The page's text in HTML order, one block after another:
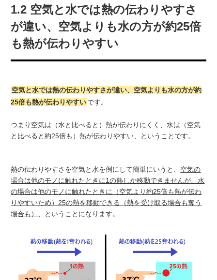
1.2 空気と水では熱の伝わりやすさ
が違い、空気よりも水の方が約25倍
も熱が伝わりやすい
空気と水では熱の伝わりやすさが違い、空気よりも水の方が約
25倍も熱が伝わりやすいです。
つまり空気は（水と比べると）熱が伝わりにくく、水は（空気
と比べると約25倍も）熱が伝わりやすい、ということです。
熱の伝わりやすさを空気と水を例にして簡単にいうと、 空気の
場合は他のモノに触れたときに1の熱しか移動できませんが、水
の場合は他のモノに触れたときに（空気より約25倍も熱が伝わ
りやすいため）25の熱を移動できる（熱を受け取る場合も奪う
場合も）
、ということになります。